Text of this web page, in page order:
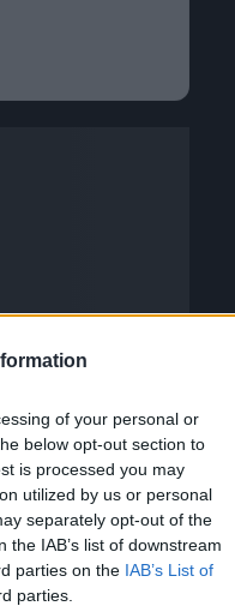
of your personal or
below opt-out section to
is processed you may
utilized by us or personal
separately opt-out of the
IAB’s list of downstream
parties on the IAB’s List of
parties.